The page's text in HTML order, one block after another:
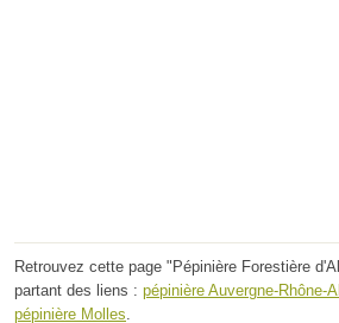
Retrouvez cette page "Pépinière Forestière
partant des liens : pépinière Auvergne-Rhône-
pépinière Molles